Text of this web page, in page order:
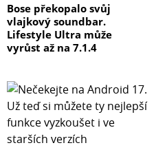
Bose překopalo svůj
vlajkový soundbar.
Lifestyle Ultra může
vyrůst až na 7.1.4